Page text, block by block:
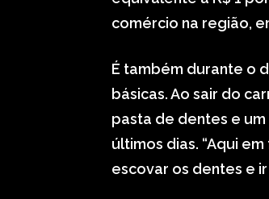
comércio na região,
É também durante o
básicas. Ao sair do
pasta de dentes e
últimos dias. “Aqui
escovar os dentes e